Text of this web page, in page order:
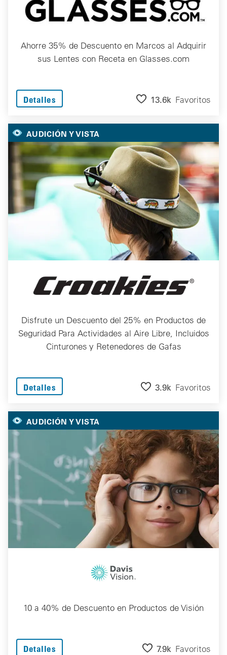
Ahorre 35% de Descuento en Marcos al Adquirir
sus Lentes con Receta en Glasses.com
Detalles 13.6k Favoritos
AUDICIÓN Y VISTA
Disfrute un Descuento del 25% en Productos de
Seguridad Para Actividades al Aire Libre, Incluidos
Cinturones y Retenedores de Gafas
Detalles 3.9k Favoritos
AUDICIÓN Y VISTA
10 a 40% de Descuento en Productos de Visión
Detalles 7.9k Favoritos